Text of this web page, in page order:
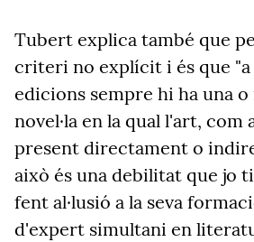
Tubert explica també que
criteri no explícit i és que "a
edicions sempre hi ha una o
novel·la en la qual l'art, com
present directament o
això és una debilitat que jo
fent al·lusió a la seva
d'expert simultani en